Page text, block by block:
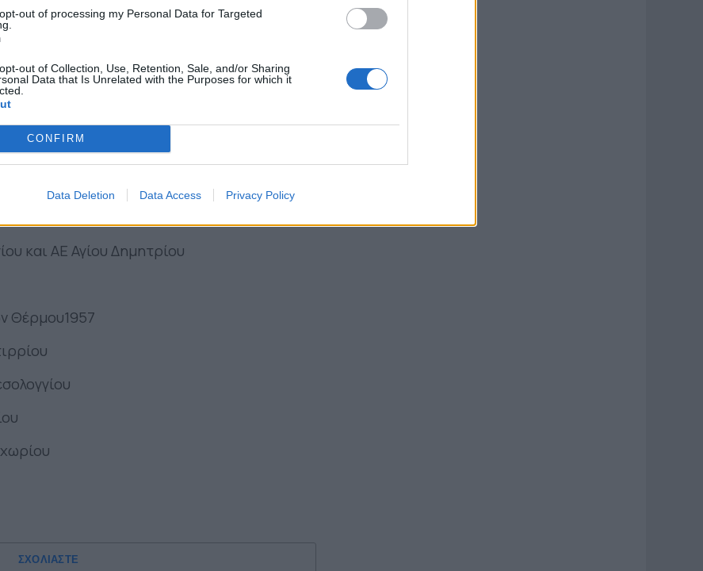
out of processing my Personal Data for Targeted
out of Collection, Use, Retention, Sale, and/or Sharing
Data that Is Unrelated with the Purposes for which it
CONFIRM
Data Deletion Data Access Privacy Policy
κάνει το ρεπό τους
και ΑΕ Αγίου Δημητρίου
Θέρμου1957
ΣΧΟΛΙΑΣΤΕ